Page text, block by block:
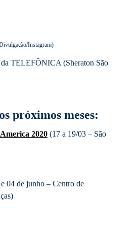
Instagram)
TELEFÔNICA (Sheraton São
próximos meses:
2020 (17 a 19/03 – São
04 de junho – Centro de